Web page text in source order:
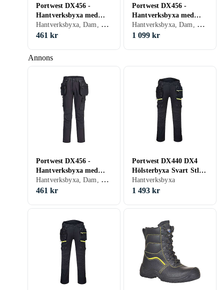
Annons
Portwest DX456 -
Hantverksbyxa med
stretch och avtagbara
hängfickor Svart C54
Hantverksbyxa, Dam, Herr
461 kr
Portwest DX456 -
Hantverksbyxa med
stretch och avtagbara
hängfickor Svart C52
Hantverksbyxa, Dam, Herr
1 099 kr
Portwest DX456 -
Hantverksbyxa med
stretch och avtagbara
hängfickor Svart C56
Hantverksbyxa, Dam, Herr, XL
461 kr
Portwest DX440 DX4
Hölsterbyxa Svart Stl
C46
Hantverksbyxa
1 493 kr